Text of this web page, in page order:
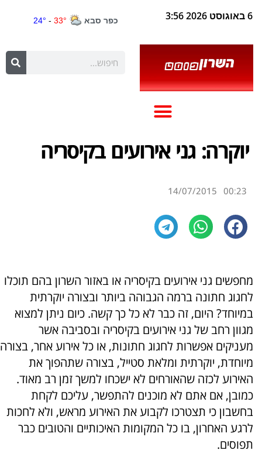
6 באוגוסט 2026 3:56
יוקרה: גני אירועים בקיסריה
00:23
14/07/2015
מחפשים גני אירועים בקיסריה או באזור השרון בהם תוכלו
לחגוג חתונה ברמה הגבוהה ביותר ובצורה יוקרתית
במיוחד? היום, זה כבר לא כל כך קשה. כיום ניתן למצוא
מגוון רחב של גני אירועים בקיסריה ובסביבה אשר
מעניקים אפשרות לחגוג חתונות, או כל אירוע אחר, בצורה
מיוחדת, יוקרתית ומלאת סטייל, בצורה שתהפוך את
האירוע לכזה שהאורחים לא ישכחו למשך זמן רב מאוד.
כמובן, אם אתם לא מוכנים להתפשר, עליכם לקחת
בחשבון כי תצטרכו לקבוע את האירוע מראש, ולא לחכות
לרגע האחרון, בו כל המקומות האיכותיים והטובים כבר
תפוסים.